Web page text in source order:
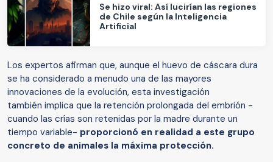
Se hizo viral: Así lucirían las regiones
de Chile según la Inteligencia
Artificial
Los expertos afirman que, aunque el huevo de cáscara dura
se ha considerado a menudo una de las mayores
innovaciones de la evolución, esta investigación
también implica que la retención prolongada del embrión -
cuando las crías son retenidas por la madre durante un
tiempo variable- proporcionó en realidad a este grupo
concreto de animales la máxima protección.